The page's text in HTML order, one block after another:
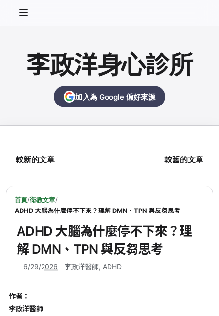
李政洋身心診所
加入為 Google 偏好來源
較新的文章 較舊的文章
首頁/衛教文章/
ADHD 大腦為什麼停不下來？理解 DMN、TPN 與反芻思考
ADHD 大腦為什麼停不下來？理
解 DMN、TPN 與反芻思考
6/29/2026 李政洋醫師, ADHD
作者：
李政洋醫師